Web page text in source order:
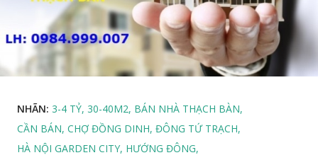
NHÃN: 3-4 TỶ 30-40M2 BÁN NHÀ THẠCH BÀN
CẦN BÁN CHỢ ĐỒNG DINH ĐÔNG TỨ TRẠCH
HÀ NỘI GARDEN CITY HƯỚNG ĐÔNG